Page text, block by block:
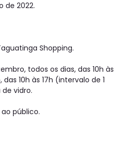
de 2022.
Shopping.
todos os dias, das 10h às
10h às 17h (intervalo de 1
de vidro.
público.